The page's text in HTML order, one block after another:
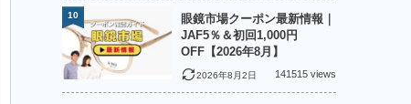
眼鏡市場クーポン最新情報｜
JAF5％＆初回1,000円
OFF【2026年8月】
2026年8月2日 141515 views
10